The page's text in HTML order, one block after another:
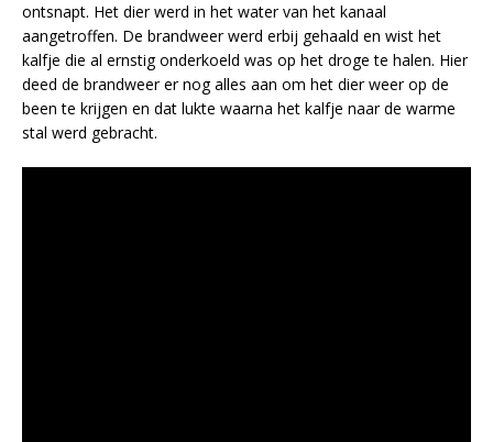
ontsnapt. Het dier werd in het water van het kanaal
aangetroffen. De brandweer werd erbij gehaald en wist het
kalfje die al ernstig onderkoeld was op het droge te halen. Hier
deed de brandweer er nog alles aan om het dier weer op de
been te krijgen en dat lukte waarna het kalfje naar de warme
stal werd gebracht.